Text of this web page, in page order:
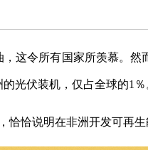
这令所有国家所羡慕。然
光伏装机，仅占全球的1％
恰说明在非洲开发可再